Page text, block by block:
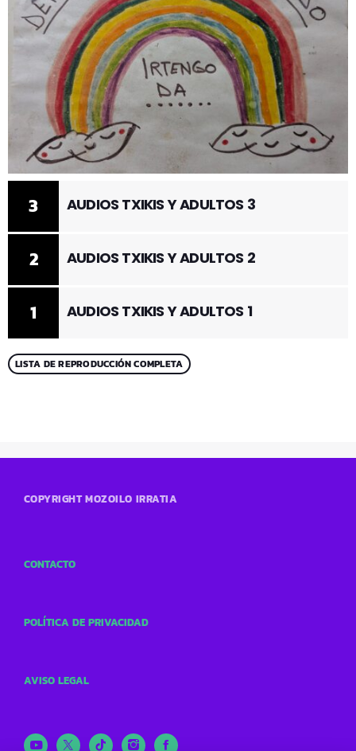
1 AUDIOS TXIKIS Y ADULTOS 1
2 AUDIOS TXIKIS Y ADULTOS 2
3 AUDIOS TXIKIS Y ADULTOS 3
LISTA DE REPRODUCCIÓN COMPLETA
COPYRIGHT MOZOILO IRRATIA
CONTACTO
POLÍTICA DE PRIVACIDAD
AVISO LEGAL